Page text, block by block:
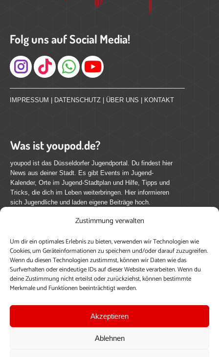
Zustimmung verwalten
Um dir ein optimales Erlebnis zu bieten, verwenden wir Technologien wie
Cookies, um Geräteinformationen zu speichern und/oder darauf zuzugreifen.
Wenn du diesen Technologien zustimmst, können wir Daten wie das
Surfverhalten oder eindeutige IDs auf dieser Website verarbeiten. Wenn du
deine Zustimmung nicht erteilst oder zurückziehst, können bestimmte
Merkmale und Funktionen beeinträchtigt werden.
Akzeptieren
Ablehnen
Folg uns auf Social Media!
Instagram
IMPRESSUM | DATENSCHUTZ | ÜBER UNS | KONTAKT
Was ist youpod.de?
youpod ist das Düsseldorfer Jugendportal. Du findest hier
News aus deiner Stadt. Es gibt Events im Jugend-
Kalender, Orte im Jugend-Stadtplan und Hilfe, Tipps und
Tricks, die dich im Leben weiterbringen. Hier informieren
sich Jugendliche und laden eigene Beiträge hoch.
youpod.de lebt von Menschen wie dir. Sammel
journalistische Erfahrung, teile deine Perspektive und
veröffentliche deine Beiträge auf youpod.de.Du musst
dich anmelden, um alle Funktionen nutzen zu können, ein
Profil anzulegen, eigene Beiträge hochzuladen und zu
Einloggen